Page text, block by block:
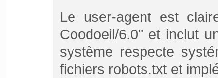
Le user-agent est
Coodoeil/6.0" et inclut
système respecte
fichiers robots.txt et